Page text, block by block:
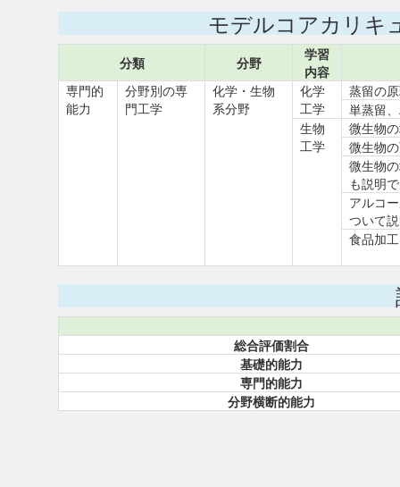
モデルコアカリキ
分類 分野
学習
内容
専門的
能力
分野別の専
門工学
化学・生物
系分野
化学
工学
蒸留の
単蒸留
生物
工学
微生物
微生物
微生物
も説明
アルコ
ついて
食品加
総合評価割合
基礎的能力
専門的能力
分野横断的能力